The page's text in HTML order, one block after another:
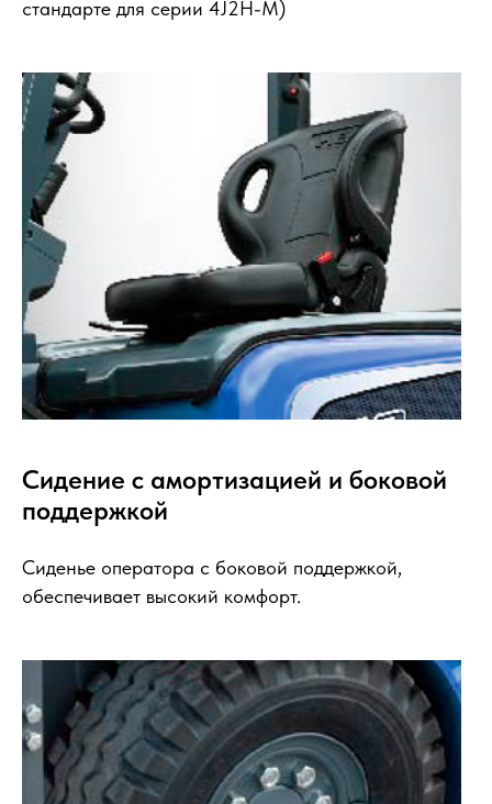
стандарте для серии 4J2H-М)
Сидение с амортизацией и боковой
поддержкой
Сиденье оператора с боковой поддержкой,
обеспечивает высокий комфорт.